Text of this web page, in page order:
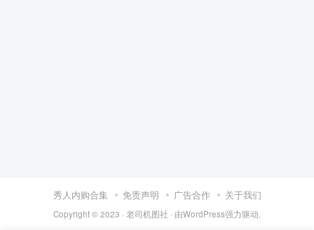
秀人内购合集 免责声明 广告合作 关于我们
Copyright © 2023 · 老司机图社 · 由WordPress强力驱动.